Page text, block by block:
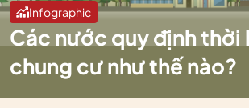
Infographic
Các nước quy định thời
chung cư như thế nào?